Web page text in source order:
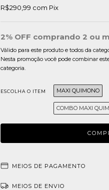
R$290,99 com Pix
2% OFF comprando 2 ou
Válido para este produto e todos da
Nesta promoção você pode combinar
categoria.
ESCOLHA O ITEM MAXI QUIMONO
COMBO MAXI
MEIOS DE PAGAMENTO
MEIOS DE ENVIO